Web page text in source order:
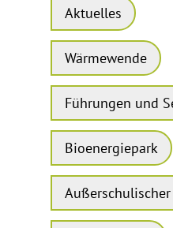
Aktuelles
Wärmewende
Führungen und
Bioenergiepark